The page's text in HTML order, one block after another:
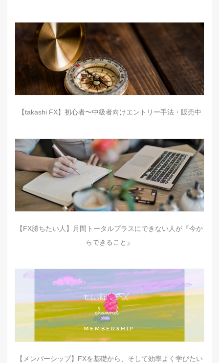
【takashi FX】初心者〜中級者向けエントリー手法・販売中
【FX勝ちたい人】月間トータルプラスにできない人が『今か
らできること』
【メンバーシップ】FXを基礎から、そして効率よく学びたい